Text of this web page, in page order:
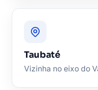
Taubaté
Vizinha no eixo do